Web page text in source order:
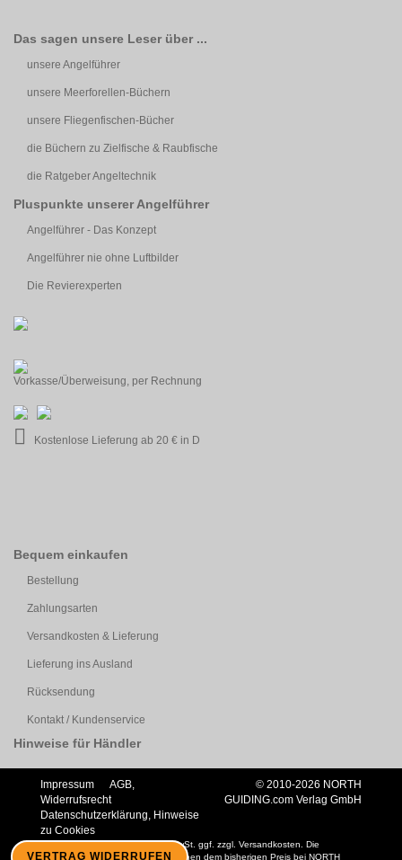
VERTRAG WIDERRUFEN
Das sagen unsere Leser über ...
unsere Angelführer
unsere Meerforellen-Büchern
unsere Fliegenfischen-Bücher
die Büchern zu Zielfische & Raubfische
die Ratgeber Angeltechnik
Pluspunkte unserer Angelführer
Angelführer - Das Konzept
Angelführer nie ohne Luftbilder
Die Revierexperten
Vorkasse/Überweisung, per Rechnung
Kostenlose Lieferung ab 20 € in D
Bequem einkaufen
Bestellung
Zahlungsarten
Versandkosten & Lieferung
Lieferung ins Ausland
Rücksendung
Kontakt / Kundenservice
Hinweise für Händler
Impressum
AGB,
Widerrufsrecht
Datenschutzerklärung, Hinweise
zu Cookies
© 2010-2026 NORTH
GUIDING.com Verlag GmbH
Alle Preise für Endkunden inkl. MwSt. ggf. zzgl. Versandkosten. Die
durchgestrichenen Preise entsprechen dem bisherigen Preis bei NORTH